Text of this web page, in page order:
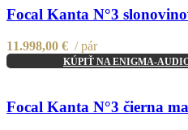
Quick view
Focal Kanta N°3
11.998,00 € pár
KÚPIŤ NA ENIGMA-
Quick view
Focal Kanta N°3 čierna